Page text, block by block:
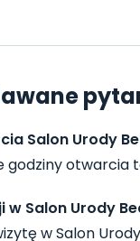
Salon Urody
otwarcia
Salon Urody
w Salon